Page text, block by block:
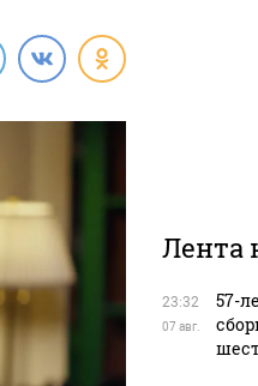
Лента
23:32
07 авг.
57-